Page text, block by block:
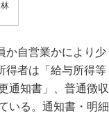
か自営業かにより少
得者は「給与所得等
通知書」、普通徴収
いる。通知書・明細